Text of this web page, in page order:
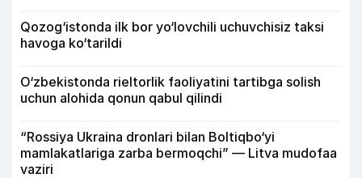
Qozog‘istonda ilk bor yo‘lovchili uchuvchisiz taksi
havoga ko‘tarildi
O‘zbekistonda rieltorlik faoliyatini tartibga solish
uchun alohida qonun qabul qilindi
“Rossiya Ukraina dronlari bilan Boltiqbo‘yi
mamlakatlariga zarba bermoqchi” — Litva mudofaa
vaziri